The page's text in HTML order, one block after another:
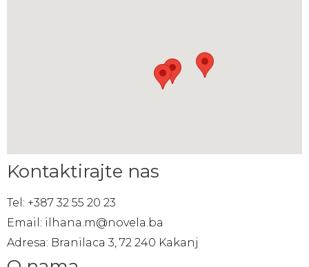
Kontaktirajte nas
Tel: +387 32 55 20 23
Email: ilhana.m@novela.ba
Adresa: Branilaca 3, 72 240 Kakanj